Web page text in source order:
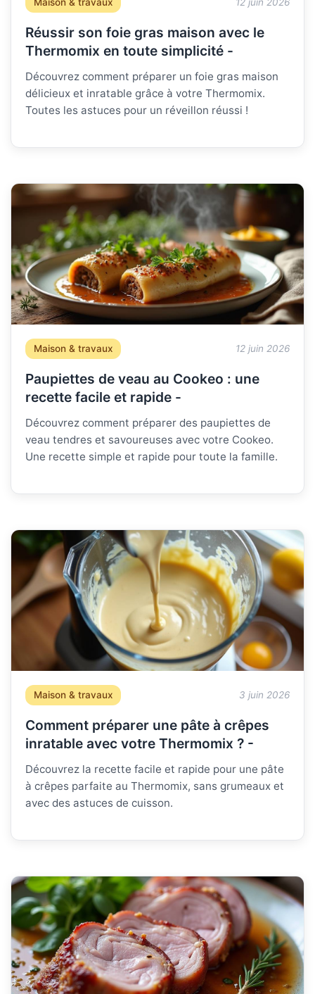
Réussir son foie gras maison avec le
Thermomix en toute simplicité -
Découvrez comment préparer un foie gras maison
délicieux et inratable grâce à votre Thermomix.
Toutes les astuces pour un réveillon réussi !
Maison & travaux 12 juin 2026
Paupiettes de veau au Cookeo : une
recette facile et rapide -
Découvrez comment préparer des paupiettes de
veau tendres et savoureuses avec votre Cookeo.
Une recette simple et rapide pour toute la famille.
Maison & travaux 3 juin 2026
Comment préparer une pâte à crêpes
inratable avec votre Thermomix ? -
Découvrez la recette facile et rapide pour une pâte
à crêpes parfaite au Thermomix, sans grumeaux et
avec des astuces de cuisson.